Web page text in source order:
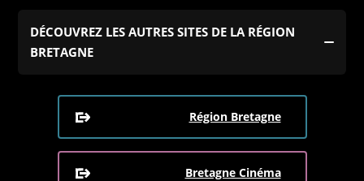
DÉCOUVREZ LES AUTRES SITES DE LA RÉGION
BRETAGNE
Région Bretagne
Bretagne Cinéma